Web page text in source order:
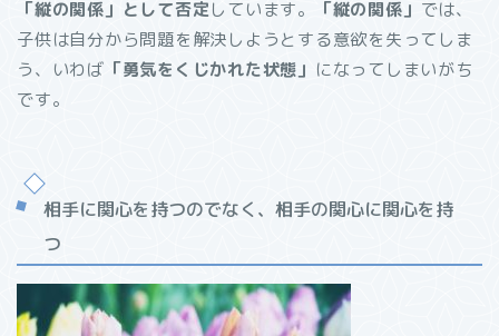
「縦の関係」として否定しています。 「縦の関係」 では、
子供は自分から問題を解決しようとする意欲を失ってしま
う、いわば 「勇気をくじかれた状態」 になってしまいがち
です。
相手に関心を持つのでなく、相手の関心に関心を持
つ